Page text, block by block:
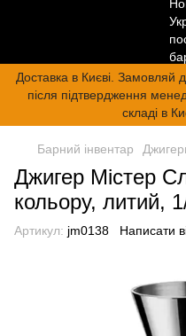
Доставка в Києві. Замовляй
після підтвердження
складі в
Барний інвентар
Джигер Містер
кольору, литий,
Артикул: jm0138 Написати